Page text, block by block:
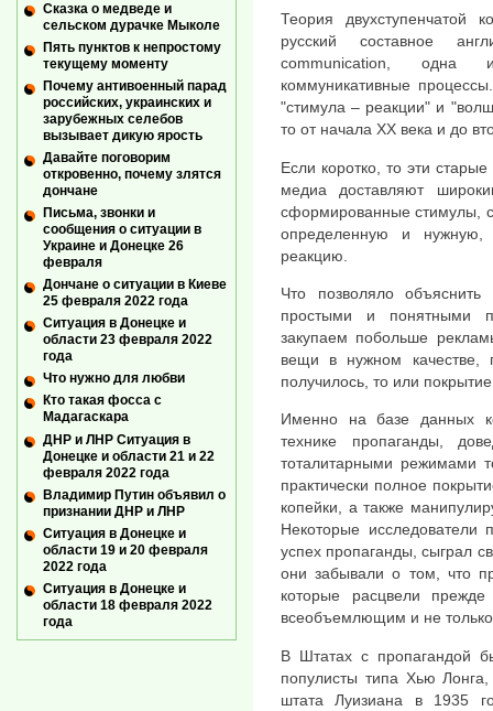
Теория двухступенчатой
русский составное
communication, одна
коммуникативные
"стимула – реакции" и
то от начала XX века и до
Если коротко, то эти
медиа доставляют
сформированные стимулы,
определенную и нужную,
реакцию.
Что позволяло
простыми и понятными
закупаем побольше
вещи в нужном качестве,
получилось, то или
Именно на базе данных
технике пропаганды,
тоталитарными режимами
практически полное
копейки, а также
Некоторые исследователи
успех пропаганды, сыграл
они забывали о том, что
которые расцвели
всеобъемлющим и не
В Штатах с пропагандой
популисты типа Хью Лонга,
штата Луизиана в 1935
Сказка о медведе и
сельском дурачке Мыколе
Пять пунктов к непростому
текущему моменту
Почему антивоенный парад
российских, украинских и
зарубежных селебов
вызывает дикую ярость
Давайте поговорим
откровенно, почему злятся
дончане
Письма, звонки и
сообщения о ситуации в
Украине и Донецке 26
февраля
Дончане о ситуации в Киеве
25 февраля 2022 года
Ситуация в Донецке и
области 23 февраля 2022
года
Что нужно для любви
Кто такая фосса с
Мадагаскара
ДНР и ЛНР Ситуация в
Донецке и области 21 и 22
февраля 2022 года
Владимир Путин объявил о
признании ДНР и ЛНР
Ситуация в Донецке и
области 19 и 20 февраля
2022 года
Ситуация в Донецке и
области 18 февраля 2022
года